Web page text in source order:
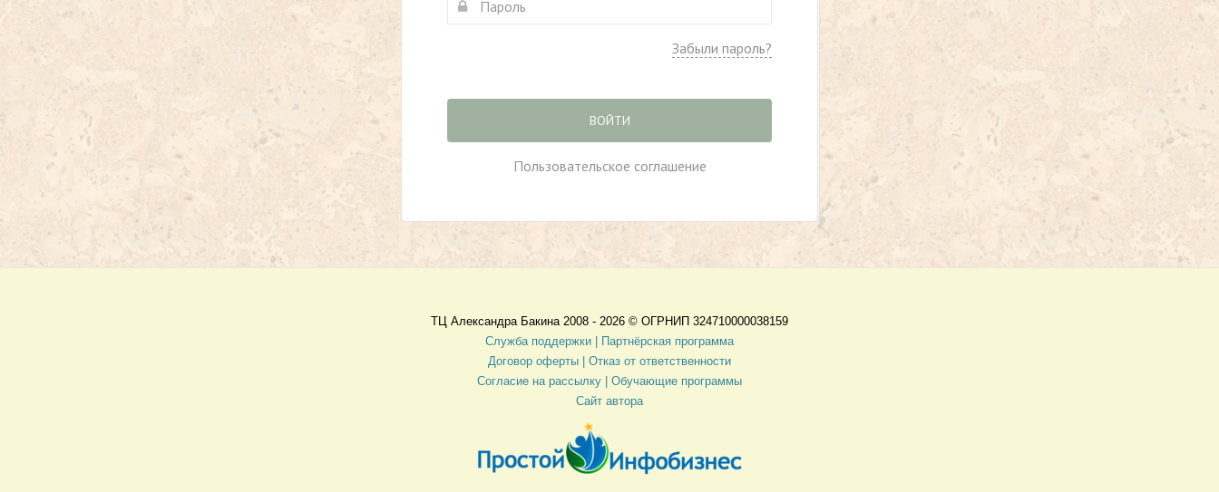
Забыли пароль?
ВОЙТИ
Пользовательское соглашение
ТЦ Александра Бакина 2008 - 2026 © ОГРНИП 324710000038159
Служба поддержки |
Партнёрская программа
Договор оферты
| Отказ от ответственности
Согласие на рассылку | Обучающие программы
Сайт автора